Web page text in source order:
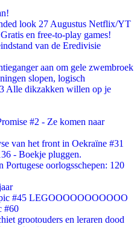
look 27 Augustus Netflix/YT
en free-to-play games!
van de Eredivisie
aan om gele zwembroek
slopen, logisch
Alle dikzakken willen op je
#2 - Ze komen naar
van het front in Oekraïne #31
- Boekje pluggen.
Portugese oorlogsschepen: 120
#45 LEGOOOOOOOOOOO
#60
grootouders en leraren dood